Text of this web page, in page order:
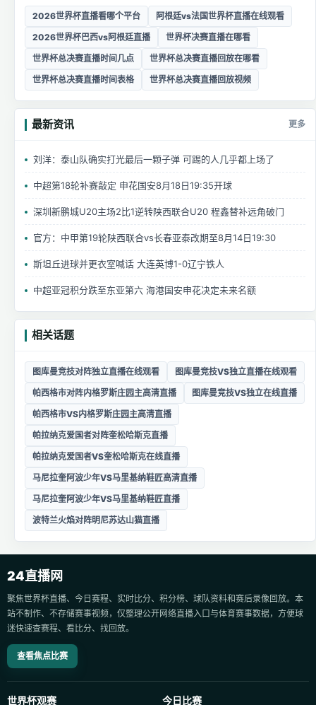
2026世界杯直播看哪个平台
阿根廷vs法国世界杯直播在线观看
2026世界杯巴西vs阿根廷直播
世界杯决赛直播在哪看
世界杯总决赛直播时间几点
世界杯总决赛直播回放在哪看
世界杯总决赛直播时间表格
世界杯总决赛直播回放视频
最新资讯 更多
刘洋：泰山队确实打光最后一颗子弹 可踢的人几乎都上场了
中超第18轮补赛敲定 申花国安8月18日19:35开球
深圳新鹏城U20主场2比1逆转陕西联合U20 程鑫替补远角破门
官方：中甲第19轮陕西联合vs长春亚泰改期至8月14日19:30
斯坦丘进球并更衣室喊话 大连英博1-0辽宁铁人
中超亚冠积分跌至东亚第六 海港国安申花决定未来名额
相关话题
图库曼竞技对阵独立直播在线观看
图库曼竞技VS独立直播在线观看
帕西格市对阵内格罗斯庄园主高清直播
图库曼竞技VS独立在线直播
帕西格市VS内格罗斯庄园主高清直播
帕拉纳克爱国者对阵奎松哈斯克直播
帕拉纳克爱国者VS奎松哈斯克在线直播
马尼拉奎阿波少年VS马里基纳鞋匠高清直播
马尼拉奎阿波少年VS马里基纳鞋匠直播
波特兰火焰对阵明尼苏达山猫直播
24直播网
聚焦世界杯直播、今日赛程、实时比分、积分榜、球队资料和赛后录像回放。本
站不制作、不存储赛事视频，仅整理公开网络直播入口与体育赛事数据，方便球
迷快速查赛程、看比分、找回放。
查看焦点比赛
世界杯观赛 今日比赛